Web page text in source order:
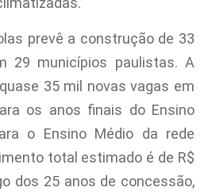
prevê a construção de 33
29 municípios paulistas. A
35 mil novas vagas em
os anos finais do Ensino
o Ensino Médio da rede
total estimado é de R$
dos 25 anos de concessão,